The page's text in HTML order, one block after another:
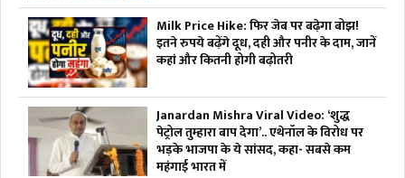
Milk Price Hike: फिर जेब पर बढ़ेगा बोझ!
इतने रुपये बढ़ेंगे दूध, दही और पनीर के दाम, जानें
कहां और कितनी होगी बढ़ोतरी
Janardan Mishra Viral Video: ‘शुद्ध
पेट्रोल तुम्हारा बाप देगा’.. एथेनॉल के विरोध पर
भड़के भाजपा के ये सांसद, कहा- सबसे कम
महंगाई भारत में